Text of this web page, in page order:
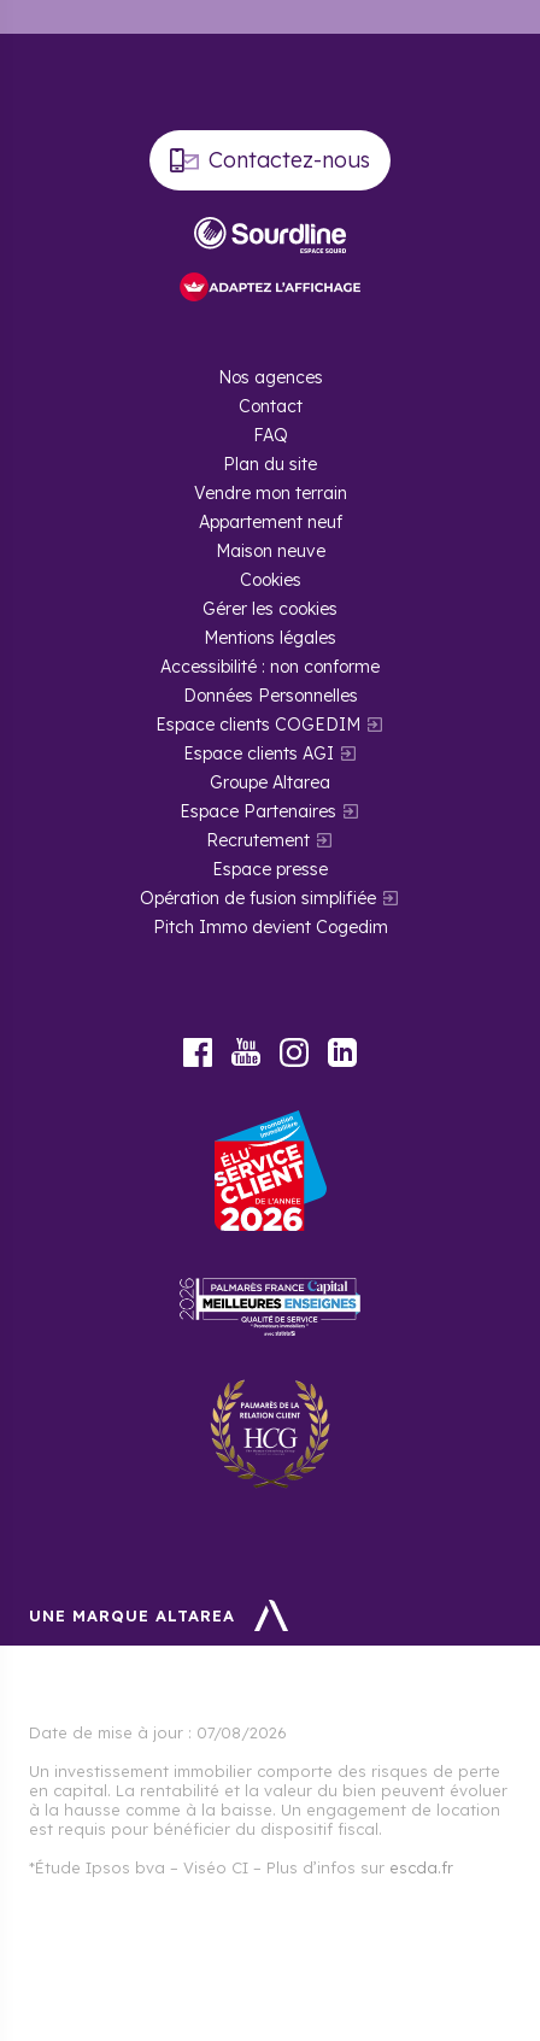
Contactez-nous
Nos agences
Contact
FAQ
Plan du site
Vendre mon terrain
Appartement neuf
Maison neuve
Cookies
Gérer les cookies
Mentions légales
Accessibilité : non conforme
Données Personnelles
Espace clients COGEDIM
Espace clients AGI
Groupe Altarea
Espace Partenaires
Recrutement
Espace presse
Opération de fusion simplifiée
Pitch Immo devient Cogedim
FacebookYoutubeInstagram
UNE MARQUE ALTAREA
Date de mise à jour : 07/08/2026
Un investissement immobilier comporte des risques de perte
en capital. La rentabilité et la valeur du bien peuvent évoluer
à la hausse comme à la baisse. Un engagement de location
est requis pour bénéficier du dispositif fiscal.
*Étude Ipsos bva – Viséo CI – Plus d’infos sur escda.fr